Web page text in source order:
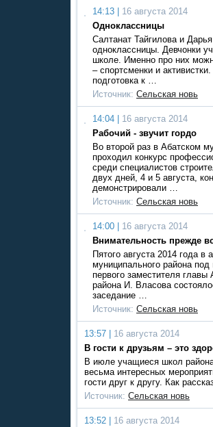
14:13 |
16 августа 2014
Одноклассницы
Салтанат Тайгилова и
одноклассницы. Девчонки
школе. Именно про них
– спортсменки и
подготовка к …
Источник: Сельская новь
14:04 |
16 августа 2014
Рабочий - звучит гордо
Во второй раз в Абатском
проходил конкурс
среди специалистов
двух дней, 4 и 5 августа,
демонстрировали …
Источник: Сельская новь
14:00 |
16 августа 2014
Внимательность прежде
Пятого августа 2014 года в
муниципального района
первого заместителя главы
района И. Власова
заседание …
Источник: Сельская новь
13:57 |
16 августа 2014
В гости к друзьям – это
В июле учащиеся школ
весьма интересных
гости друг к другу. Как
Источник: Сельская новь
13:52 |
16 августа 2014